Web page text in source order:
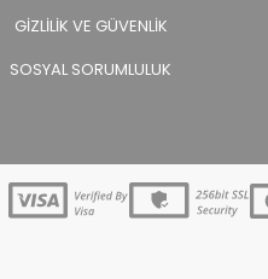
GIZLILIK VE GÜVENLIK
SOSYAL SORUMLULUK